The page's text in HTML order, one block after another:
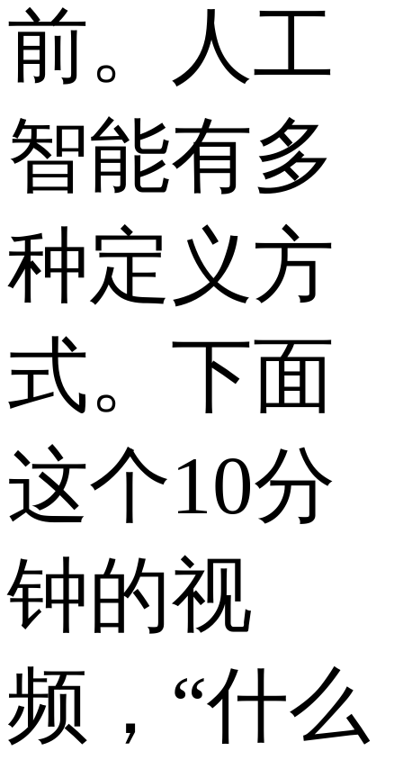
前。人工
智能有多
种定义方
式。下面
这个10分
钟的视
频，“什么